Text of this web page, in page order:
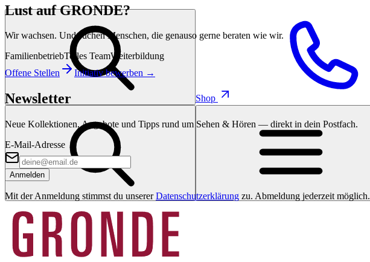
Shop
Lust auf GRONDE?
Wir wachsen. Und suchen Menschen, die genauso gerne beraten wie wir.
FamilienbetriebTolles TeamWeiterbildung
Offene Stellen
Initiativ bewerben →
Newsletter
Neue Kollektionen, Angebote und Tipps rund um Sehen & Hören — direkt in dein Postfach.
E-Mail-Adresse
Anmelden
Mit der Anmeldung stimmst du unserer Datenschutzerklärung zu. Abmeldung jederzeit möglich.